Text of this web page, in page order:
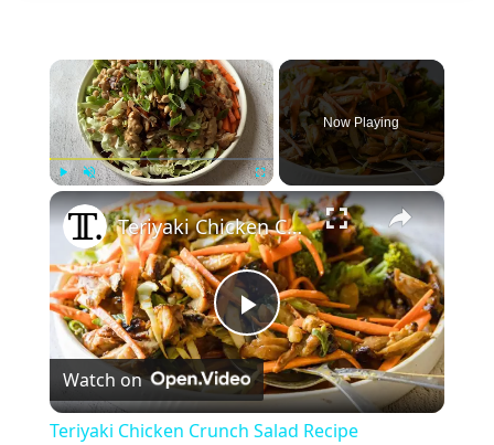
×
Play Fullscreen
Now Playing
×
Play
Video
Teriyaki Chicken Crunch Salad Recipe
Watch on
Teriyaki Chicken Crunch Salad Recipe